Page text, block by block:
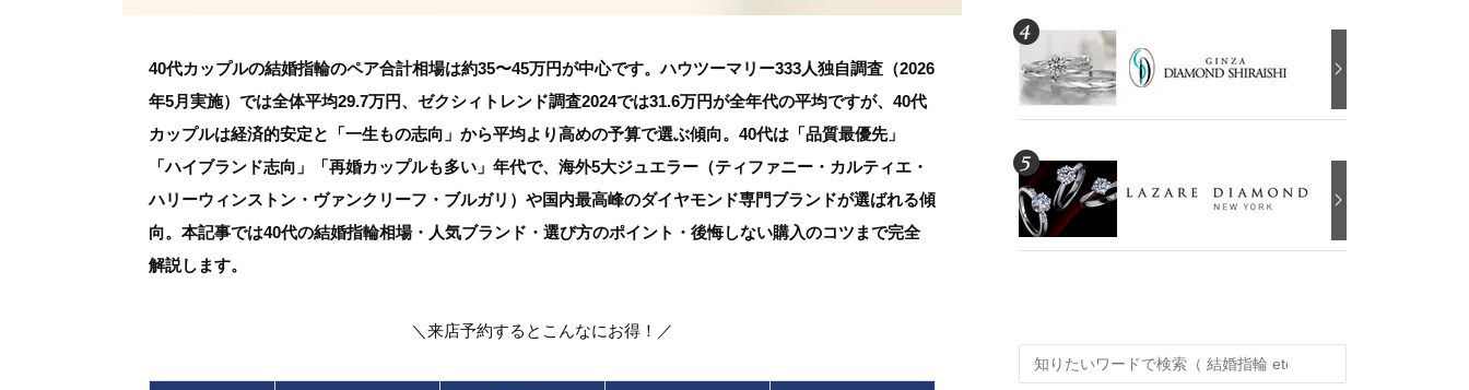
40代カップルの結婚指輪のペア合計相場は約35〜45万円が中心です。ハウツーマリー333人独自調査（2026
年5月実施）では全体平均29.7万円、ゼクシィトレンド調査2024では31.6万円が全年代の平均ですが、40代
カップルは経済的安定と「一生もの志向」から平均より高めの予算で選ぶ傾向。40代は「品質最優先」
「ハイブランド志向」「再婚カップルも多い」年代で、海外5大ジュエラー（ティファニー・カルティエ・
ハリーウィンストン・ヴァンクリーフ・ブルガリ）や国内最高峰のダイヤモンド専門ブランドが選ばれる傾
向。本記事では40代の結婚指輪相場・人気ブランド・選び方のポイント・後悔しない購入のコツまで完全
解説します。
＼来店予約するとこんなにお得！／